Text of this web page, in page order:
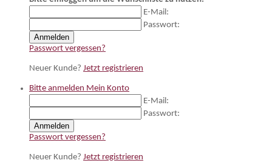
E-Mail:
Passwort:
Anmelden
Passwort vergessen?
Neuer Kunde? Jetzt registrieren
Bitte anmelden Mein Konto
E-Mail:
Passwort:
Anmelden
Passwort vergessen?
Neuer Kunde? Jetzt registrieren